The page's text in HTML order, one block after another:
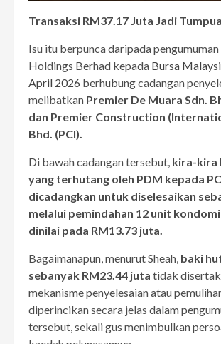
Transaksi RM37.17 Juta Jadi
Isu itu berpunca daripada pengumuman
Holdings Berhad kepada Bursa
April 2026 berhubung cadangan
melibatkan Premier De Muara Sdn.
dan Premier Construction
Bhd. (PCI).
Di bawah cadangan tersebut, kira-kira
yang terhutang oleh PDM kepada
dicadangkan untuk diselesaikan
melalui pemindahan 12 unit
dinilai pada RM13.73 juta.
Bagaimanapun, menurut Sheah, baki
sebanyak RM23.44 juta tidak
mekanisme penyelesaian atau
diperincikan secara jelas dalam
tersebut, sekali gus menimbulkan